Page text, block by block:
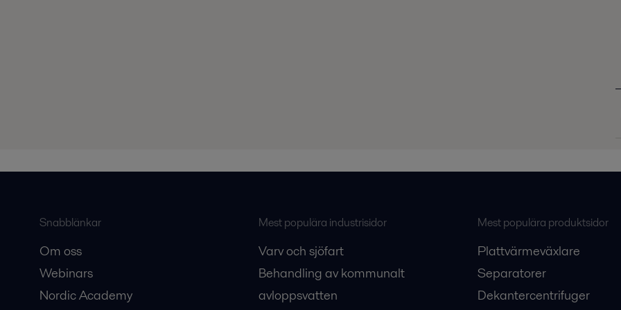
Snabblänkar
Om oss
Webinars
Nordic Academy
Mest populära industrisidor
Varv och sjöfart
Behandling av kommunalt
avloppsvatten
Mest populära produktsidor
Plattvärmeväxlare
Separatorer
Dekantercentrifuger